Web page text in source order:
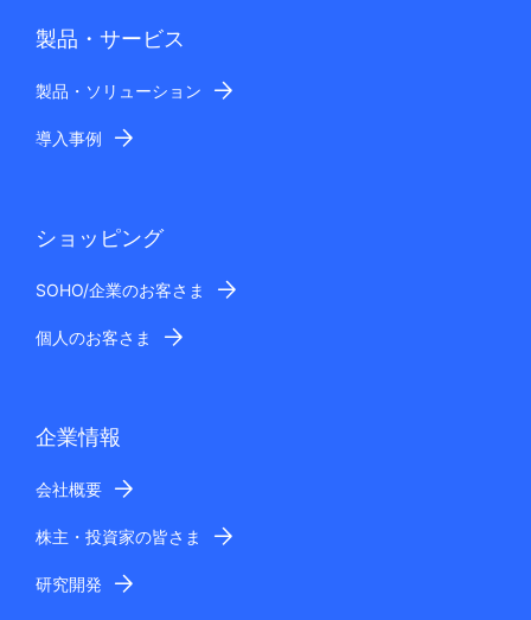
製品・サービス
製品・ソリューション
導入事例
ショッピング
SOHO/企業のお客さま
個人のお客さま
企業情報
会社概要
株主・投資家の皆さま
研究開発